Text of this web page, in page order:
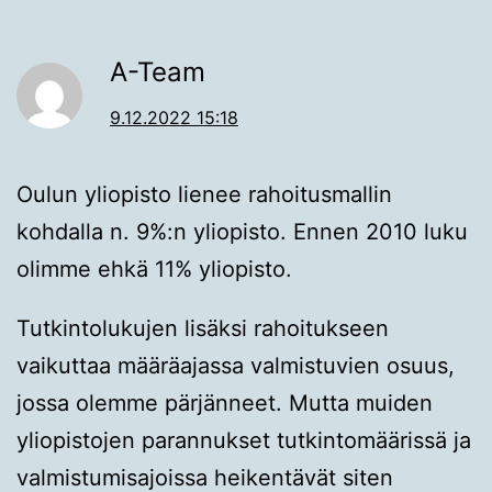
A-Team
9.12.2022 15:18
Oulun yliopisto lienee rahoitusmallin
kohdalla n. 9%:n yliopisto. Ennen 2010 luku
olimme ehkä 11% yliopisto.
Tutkintolukujen lisäksi rahoitukseen
vaikuttaa määräajassa valmistuvien osuus,
jossa olemme pärjänneet. Mutta muiden
yliopistojen parannukset tutkintomäärissä ja
valmistumisajoissa heikentävät siten